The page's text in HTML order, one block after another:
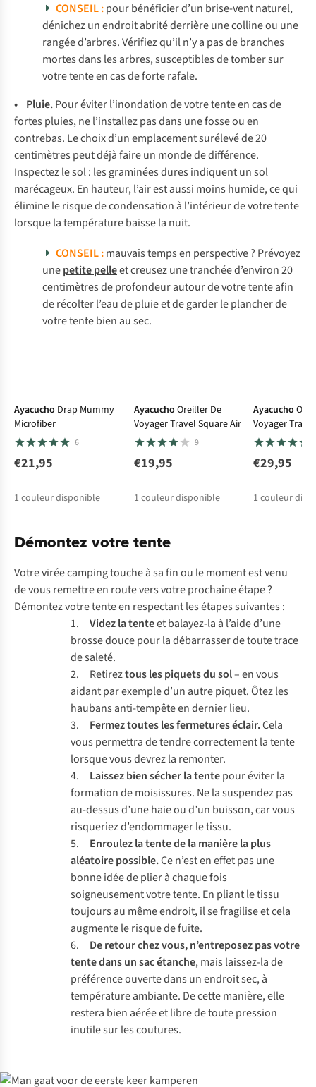
CONSEIL :pour bénéficier d’un brise-vent naturel,
dénichez un endroit abrité derrière une colline ou une
rangée d’arbres. Vérifiez qu’il n’y a pas de branches
mortes dans les arbres, susceptibles de tomber sur
votre tente en cas de forte rafale.
• Pluie.Pour éviter l’inondation de votre tente en cas de
fortes pluies, ne l’installez pas dans une fosse ou en
contrebas. Le choix d’un emplacement surélevé de 20
centimètres peut déjà faire un monde de différence.
Inspectez le sol : les graminées dures indiquent un sol
marécageux. En hauteur, l’air est aussi moins humide, ce qui
élimine le risque de condensation à l’intérieur de votre tente
lorsque la température baisse la nuit.
CONSEIL :mauvais temps en perspective ? Prévoyez
unepetite pelleet creusez une tranchée d’environ 20
centimètres de profondeur autour de votre tente afin
de récolter l’eau de pluie et de garder le plancher de
votre tente bien au sec.
Ayacucho Drap Mummy
Microfiber
6
€21,95
1 couleur disponible
Ayacucho Oreiller De
Voyager Travel Square Air
9
€19,95
1 couleur disponible
Ayacucho
Voyager
€29,95
1 couleur
Démontez votre tente
Votre virée camping touche à sa fin ou le moment est venu
de vous remettre en route vers votre prochaine étape ?
Démontez votre tente en respectant les étapes suivantes :
1. Videz la tenteet balayez-la à l’aide d’une
brosse douce pour la débarrasser de toute trace
de saleté.
2. Retireztous les piquets du sol– en vous
aidant par exemple d’un autre piquet. Ôtez les
haubans anti-tempête en dernier lieu.
3. Fermez toutes les fermetures éclair.Cela
vous permettra de tendre correctement la tente
lorsque vous devrez la remonter.
4. Laissez bien sécher la tentepour éviter la
formation de moisissures. Ne la suspendez pas
au-dessus d’une haie ou d’un buisson, car vous
risqueriez d’endommager le tissu.
5. Enroulez la tente de la manière la plus
aléatoire possible.Ce n’est en effet pas une
bonne idée de plier à chaque fois
soigneusement votre tente. En pliant le tissu
toujours au même endroit, il se fragilise et cela
augmente le risque de fuite.
6. De retour chez vous, n’entreposez pas votre
tente dans un sac étanche, mais laissez-la de
préférence ouverte dans un endroit sec, à
température ambiante. De cette manière, elle
restera bien aérée et libre de toute pression
inutile sur les coutures.